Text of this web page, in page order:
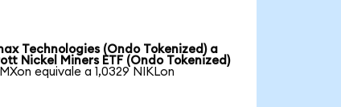
Technologies (Ondo Tokenized) a
Nickel Miners ETF (Ondo Tokenized)
equivale a 1,0329 NIKLon